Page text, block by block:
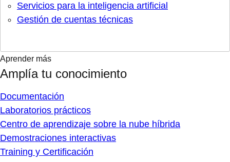
Servicios para la inteligencia artificial
Gestión de cuentas técnicas
Aprender más
Amplía tu conocimiento
Documentación
Laboratorios prácticos
Centro de aprendizaje sobre la nube híbrida
Demostraciones interactivas
Training y Certificación